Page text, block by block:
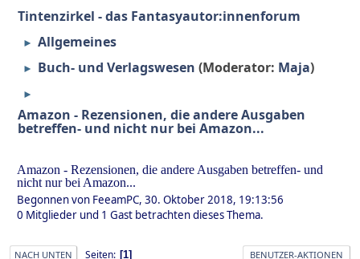
Tintenzirkel - das Fantasyautor:innenforum
► Allgemeines
► Buch- und Verlagswesen (Moderator: Maja)
►
Amazon - Rezensionen, die andere Ausgaben
betreffen- und nicht nur bei Amazon...
Amazon - Rezensionen, die andere Ausgaben betreffen- und
nicht nur bei Amazon...
Begonnen von FeeamPC, 30. Oktober 2018, 19:13:56
0 Mitglieder und 1 Gast betrachten dieses Thema.
NACH UNTEN Seiten 1 BENUTZER-AKTIONEN